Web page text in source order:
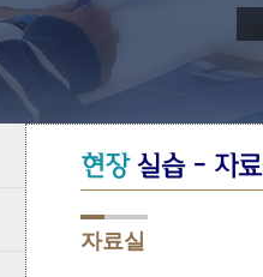
현장실습 - 자
자료실